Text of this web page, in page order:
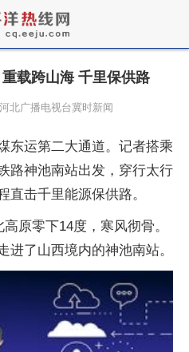
载跨山海 千里保供路
北广播电视台冀时新闻
东运第二大通道。记者搭乘
路神池南站出发，穿行太行
直击千里能源保供路。
原零下14度，寒风彻骨。
进了山西境内的神池南站。